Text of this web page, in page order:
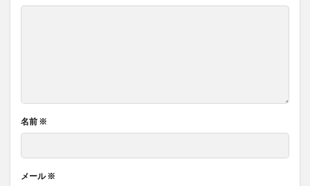
名前 ※
メール※